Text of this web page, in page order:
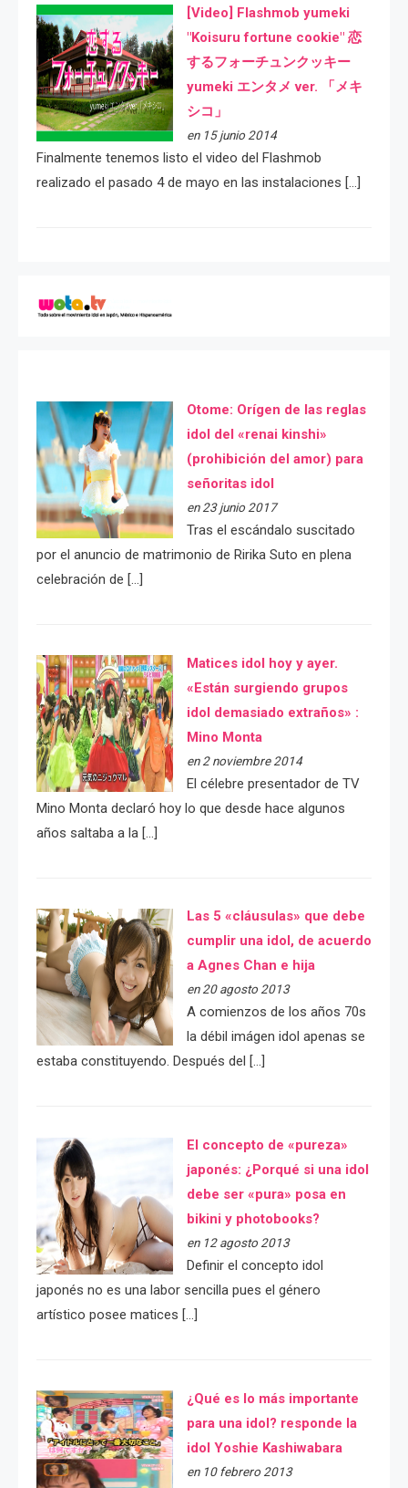
[Video] Flashmob yumeki
"Koisuru fortune cookie" 恋
するフォーチュンクッキー
yumeki エンタメ ver. 「メキ
シコ」
en 15 junio 2014
Finalmente tenemos listo el video del Flashmob
realizado el pasado 4 de mayo en las instalaciones […]
Otome: Orígen de las reglas
idol del «renai kinshi»
(prohibición del amor) para
señoritas idol
en 23 junio 2017
Tras el escándalo suscitado
por el anuncio de matrimonio de Ririka Suto en plena
celebración de […]
Matices idol hoy y ayer.
«Están surgiendo grupos
idol demasiado extraños» :
Mino Monta
en 2 noviembre 2014
El célebre presentador de TV
Mino Monta declaró hoy lo que desde hace algunos
años saltaba a la […]
Las 5 «cláusulas» que debe
cumplir una idol, de acuerdo
a Agnes Chan e hija
en 20 agosto 2013
A comienzos de los años 70s
la débil imágen idol apenas se
estaba constituyendo. Después del […]
El concepto de «pureza»
japonés: ¿Porqué si una idol
debe ser «pura» posa en
bikini y photobooks?
en 12 agosto 2013
Definir el concepto idol
japonés no es una labor sencilla pues el género
artístico posee matices […]
¿Qué es lo más importante
para una idol? responde la
idol Yoshie Kashiwabara
en 10 febrero 2013